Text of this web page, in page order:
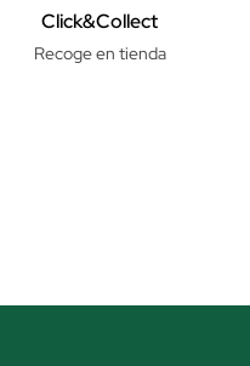
Click&Collect
Recoge en tienda